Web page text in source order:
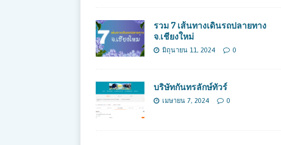
รวม 7 เส้นทางเดินรถปลายทาง
จ.เชียงใหม่
มิถุนายน 11, 2024 0
บริษัทกันทรลักษ์ทัวร์
เมษายน 7, 2024 0